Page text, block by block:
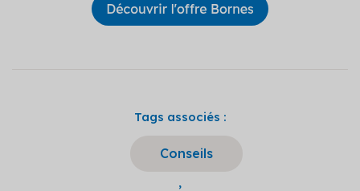
Tags associés :
Conseils
,